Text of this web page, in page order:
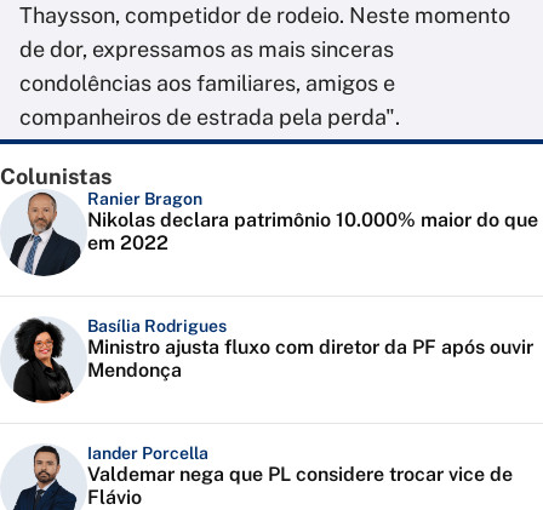
Thaysson, competidor de rodeio. Neste momento
de dor, expressamos as mais sinceras
condolências aos familiares, amigos e
companheiros de estrada pela perda".
Colunistas
Ranier Bragon
Nikolas declara patrimônio 10.000% maior do que
em 2022
Basília Rodrigues
Ministro ajusta fluxo com diretor da PF após ouvir
Mendonça
Iander Porcella
Valdemar nega que PL considere trocar vice de
Flávio